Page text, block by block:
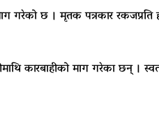
छ । मृतक पत्रकार रकजप्रति
कारबाहीको माग गरेका छन् ।